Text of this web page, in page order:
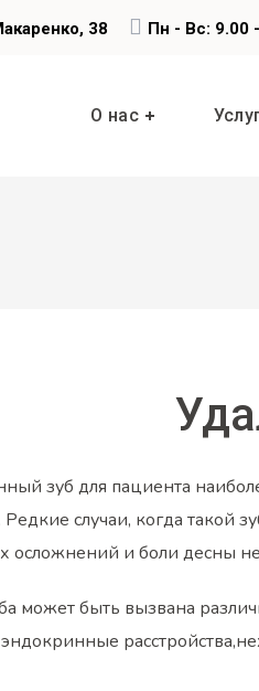
38 Пн - Вс: 9.00
О нас
зуб для пациента
случаи, когда такой
осложнений и боли десны
может быть вызвана